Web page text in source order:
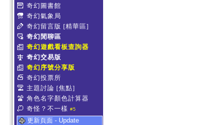
奇幻圖書館
奇幻氣象局
奇幻留言版 [精華區]
奇幻閒聊區
奇幻遊戲看板查詢器
奇幻交易版
奇幻序號分享版
奇幻投票所
主題討論 [焦點]
角色名字顏色計算器
奇怪？不一樣 #5
更新頁面 - Update